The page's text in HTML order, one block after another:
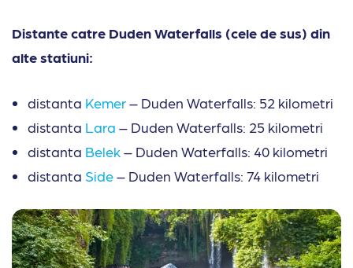
Distante catre Duden Waterfalls (cele de sus) din
alte statiuni:
distanta Kemer– Duden Waterfalls: 52 kilometri
distanta Lara – Duden Waterfalls: 25 kilometri
distanta Belek– Duden Waterfalls: 40 kilometri
distanta Side– Duden Waterfalls: 74 kilometri